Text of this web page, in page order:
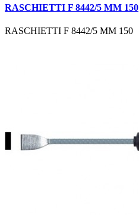
RASCHIETTI F 8442/5 MM 150
RASCHIETTI F 8442/5 MM 150